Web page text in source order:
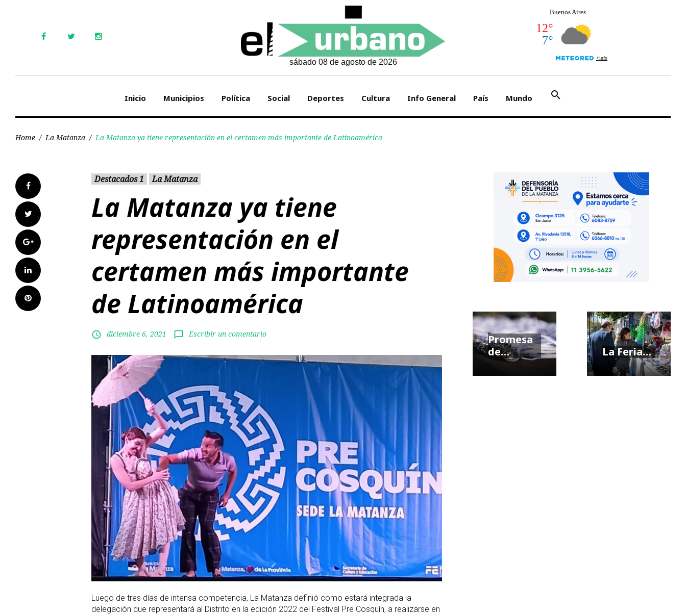
sábado 08 de agosto de 2026
Inicio Municipios Política Social Deportes Cultura Info General País Mundo search
Home / La Matanza / La Matanza ya tiene representación en el certamen más importante de Latinoamérica
Facebook
Twitter
Google+
LinkedIn
Pinterest
Destacados 1 La Matanza
La Matanza ya tiene
representación en el
certamen más importante
de Latinoamérica
access_time diciembre 6, 2021 chat_bubble_outline Escribir un comentario
Luego de tres días de intensa competencia, La Matanza definió como estará integrada la
delegación que representará al Distrito en la edición 2022 del Festival Pre Cosquín, a realizarse en
-
Promesa
de…
-
La Feria…